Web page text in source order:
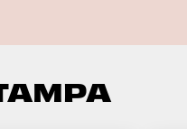
del Burkina Faso
le relazioni
strategia del G7 per
il dominio cinese